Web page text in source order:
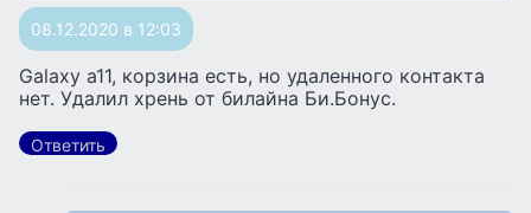
08.12.2020 в 12:03
Galaxy a11, корзина есть, но удаленного контакта
нет. Удалил хрень от билайна Би.Бонус.
Ответить